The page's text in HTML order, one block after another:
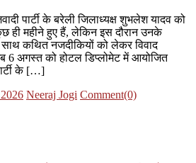
पार्टी के बरेली जिलाध्यक्ष शुभलेश यादव को
ही महीने हुए हैं, लेकिन इस दौरान उनके
कथित नजदीकियों को लेकर विवाद
6 अगस्त को होटल डिप्लोमेट में आयोजित
के […]
Author
Neeraj Jogi Comment(0)